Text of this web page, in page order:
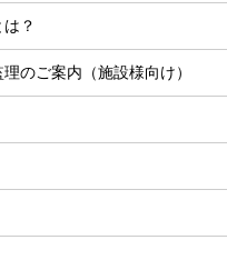
？
のご案内（施設様向け）